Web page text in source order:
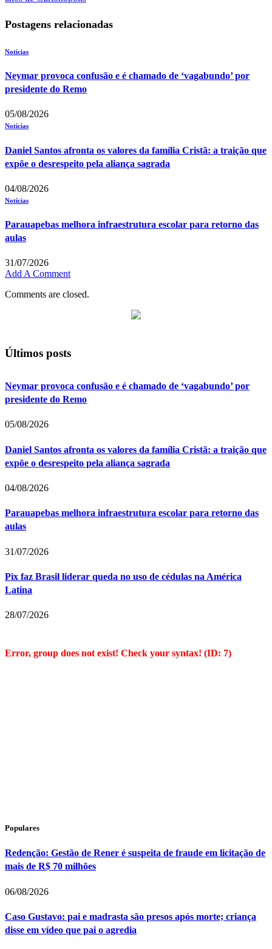
Postagens relacionadas
Notícias
Neymar provoca confusão e é chamado de ‘vagabundo’ por
presidente do Remo
05/08/2026
Notícias
Daniel Santos afronta os valores da família Cristã: a traição que
expõe o desrespeito pela aliança sagrada
04/08/2026
Notícias
Parauapebas melhora infraestrutura escolar para retorno das
aulas
31/07/2026
Add A Comment
Comments are closed.
Últimos posts
Neymar provoca confusão e é chamado de ‘vagabundo’ por
presidente do Remo
05/08/2026
Daniel Santos afronta os valores da família Cristã: a traição que
expõe o desrespeito pela aliança sagrada
04/08/2026
Parauapebas melhora infraestrutura escolar para retorno das
aulas
31/07/2026
Pix faz Brasil liderar queda no uso de cédulas na América
Latina
28/07/2026
Error, group does not exist! Check your syntax! (ID: 7)
Populares
Redenção: Gestão de Rener é suspeita de fraude em licitação de
mais de R$ 70 milhões
06/08/2026
Caso Gustavo: pai e madrasta são presos após morte; criança
disse em vídeo que pai o agredia